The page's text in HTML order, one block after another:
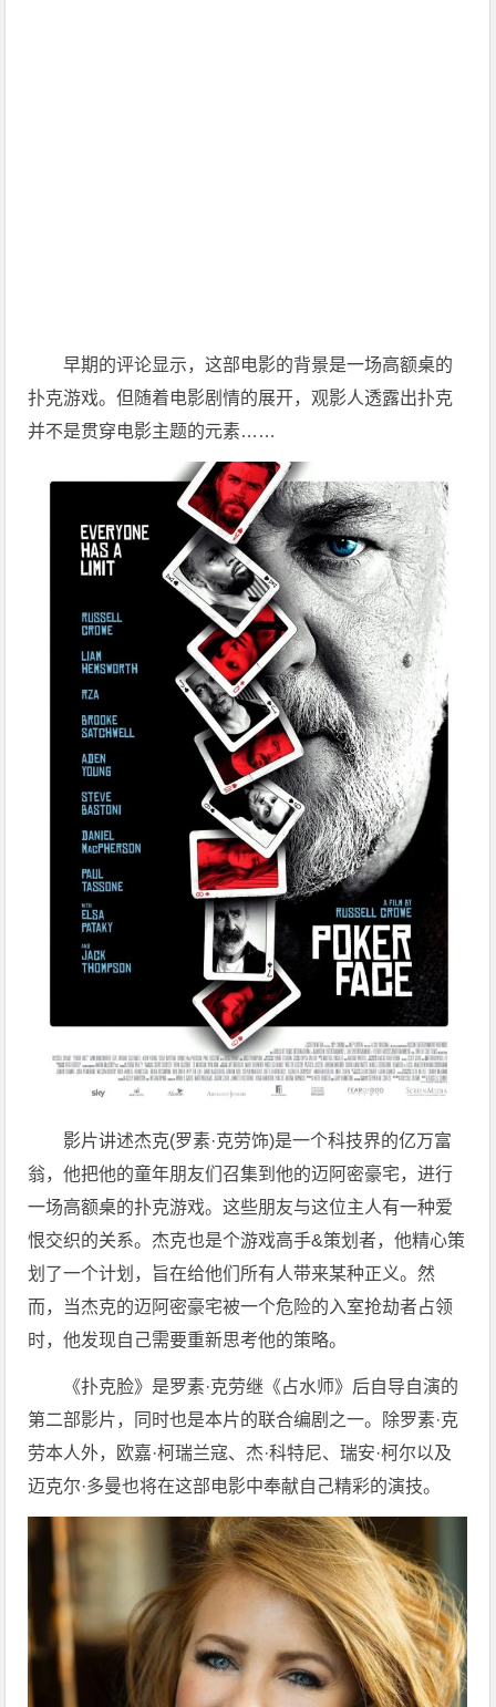
早期的评论显示，这部电影的背景是一场高额桌的
扑克游戏。但随着电影剧情的展开，观影人透露出扑克
并不是贯穿电影主题的元素……
影片讲述杰克(罗素·克劳饰)是一个科技界的亿万富
翁，他把他的童年朋友们召集到他的迈阿密豪宅，进行
一场高额桌的扑克游戏。这些朋友与这位主人有一种爱
恨交织的关系。杰克也是个游戏高手&策划者，他精心策
划了一个计划，旨在给他们所有人带来某种正义。然
而，当杰克的迈阿密豪宅被一个危险的入室抢劫者占领
时，他发现自己需要重新思考他的策略。
《扑克脸》是罗素·克劳继《占水师》后自导自演的
第二部影片，同时也是本片的联合编剧之一。除罗素·克
劳本人外，欧嘉·柯瑞兰寇、杰·科特尼、瑞安·柯尔以及
迈克尔·多曼也将在这部电影中奉献自己精彩的演技。